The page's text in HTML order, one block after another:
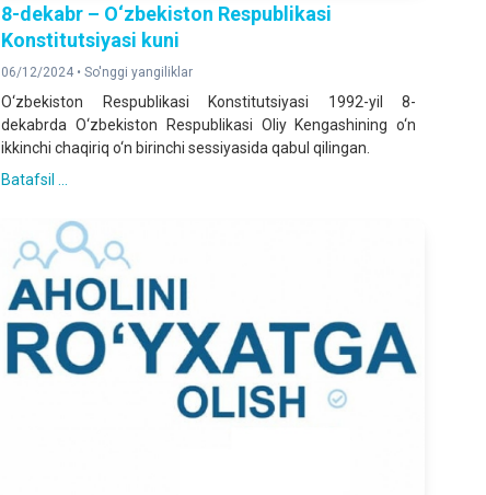
8-dekabr – O‘zbekiston Respublikasi
Konstitutsiyasi kuni
06/12/2024 •So'nggi yangiliklar
O‘zbekiston Respublikasi Konstitutsiyasi 1992-yil 8-
dekabrda O‘zbekiston Respublikasi Oliy Kengashining o‘n
ikkinchi chaqiriq o‘n birinchi sessiyasida qabul qilingan.
Batafsil ...